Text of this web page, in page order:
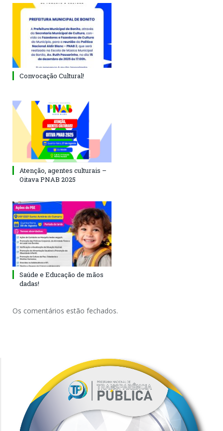
Convocação Cultural!
Atenção, agentes culturais –
Oitava PNAB 2025
Saúde e Educação de mãos
dadas!
Os comentários estão fechados.